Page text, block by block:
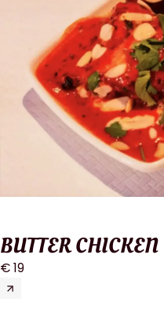
BUTTER CHICKEN
€ 19